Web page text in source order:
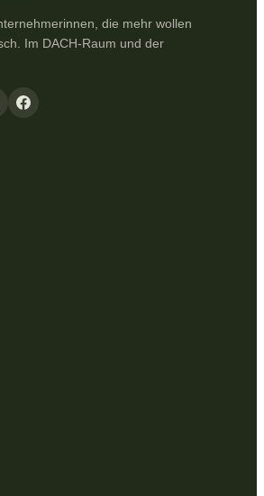
die mehr wollen
Im DACH-Raum und der